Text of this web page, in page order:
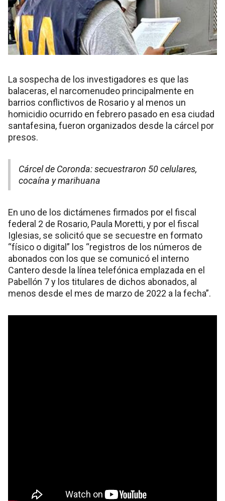
La sospecha de los investigadores es que las
balaceras, el narcomenudeo principalmente en
barrios conflictivos de Rosario y al menos un
homicidio ocurrido en febrero pasado en esa ciudad
santafesina, fueron organizados desde la cárcel por
presos.
Cárcel de Coronda: secuestraron 50 celulares,
cocaína y marihuana
En uno de los dictámenes firmados por el fiscal
federal 2 de Rosario, Paula Moretti, y por el fiscal
Iglesias, se solicitó que se secuestre en formato
“físico o digital” los “registros de los números de
abonados con los que se comunicó el interno
Cantero desde la línea telefónica emplazada en el
Pabellón 7 y los titulares de dichos abonados, al
menos desde el mes de marzo de 2022 a la fecha”.